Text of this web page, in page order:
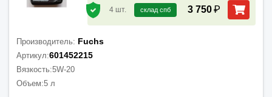
4 шт. склад спб 3 750₽
Производитель: Fuchs
Артикул:601452215
Вязкость:5W-20
Объем:5 л